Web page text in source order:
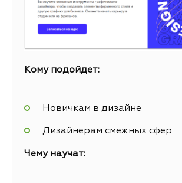
Кому подойдет:
Новичкам в дизайне
Дизайнерам смежных сфер
Чему научат: